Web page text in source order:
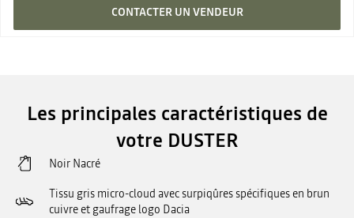
CONTACTER UN VENDEUR
Les principales caractéristiques de
votre DUSTER
Noir Nacré
Tissu gris micro-cloud avec surpiqûres spécifiques en brun
cuivre et gaufrage logo Dacia